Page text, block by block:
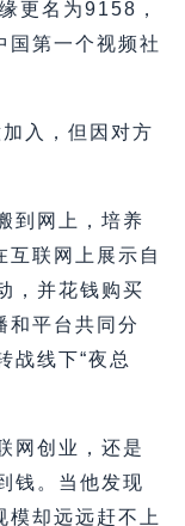
更名为9158，
国第一个视频社
入，但因对方
到网上，培养
互联网上展示自
，并花钱购买
和平台共同分
战线下“夜总
网创业，还是
钱。当他发现
模却远远赶不上